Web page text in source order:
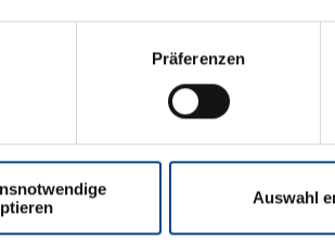
Präferenzen
Auswahl
sind je nach Alter rund bis oval.